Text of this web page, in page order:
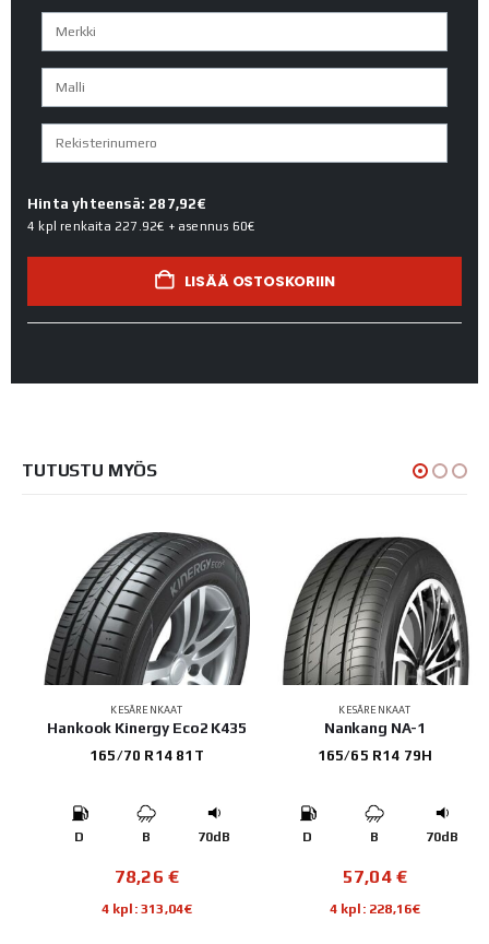
Hinta yhteensä: 287,92€
4 kpl renkaita 227.92€ + asennus 60€
LISÄÄ OSTOSKORIIN
TUTUSTU MYÖS
KESÄRENKAAT
Hankook Kinergy Eco2 K435
165/70 R14 81T
D B 70dB
78,26 €
4 kpl: 313,04€
KESÄRENKAAT
Nankang NA-1
165/65 R14 79H
D B 70dB
57,04 €
4 kpl: 228,16€